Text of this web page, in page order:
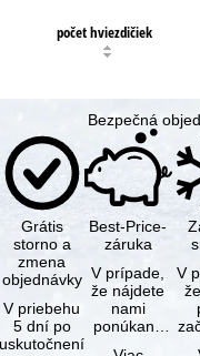
počet hviezdičiek
Bezpečná
Grátis
storno a
zmena
objednávky
V priebehu
5 dní po
uskutočnení
Best-Price-
záruka
V prípade,
že nájdete
nami
ponúkaný
V